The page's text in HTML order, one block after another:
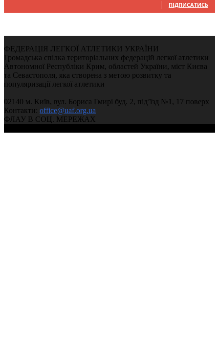
ПІДПИСАТИСЬ
ФЕДЕРАЦІЯ ЛЕГКОЇ АТЛЕТИКИ УКРАЇНИ
Громадська спілка територіальних федерацій легкої атлетики
Автономної Республіки Крим, областей України, міст Києва
та Севастополя, яка створена з метою розвитку та
популяризації легкої атлетики
02140 м. Київ, вул. Бориса Гмирі буд. 2, під’їзд №1, 17 поверх
Контакти: office@uaf.org.ua
ФЛАУ В СОЦ. МЕРЕЖАХ